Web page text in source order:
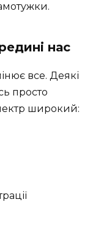
нас
все. Деякі
просто
широкий: